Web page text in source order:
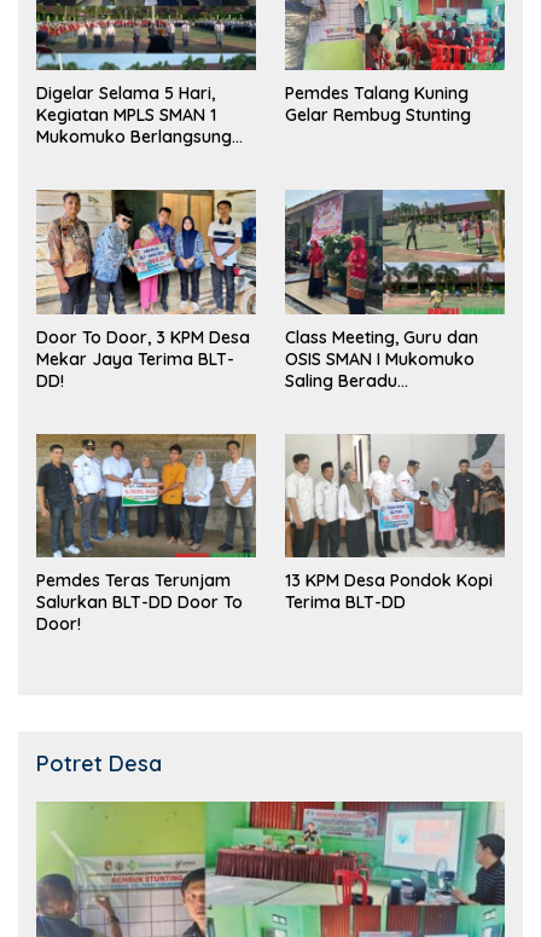
Digelar Selama 5 Hari,
Kegiatan MPLS SMAN 1
Mukomuko Berlangsung
Pemdes Talang Kuning
Gelar Rembug Stunting
Door To Door, 3 KPM Desa
Mekar Jaya Terima BLT-
DD!
Class Meeting, Guru dan
OSIS SMAN I Mukomuko
Saling Beradu
Pemdes Teras Terunjam
Salurkan BLT-DD Door To
Door!
13 KPM Desa Pondok Kopi
Terima BLT-DD
Potret Desa